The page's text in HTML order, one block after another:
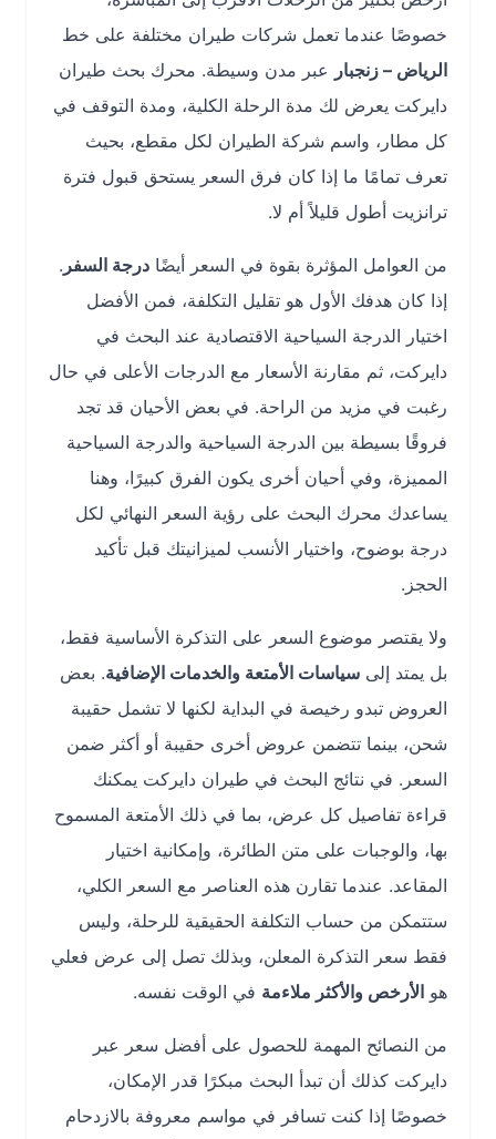
خصوصًا عندما تعمل شركات طيران مختلفة على خط
الرياض – زنجبار عبر مدن وسيطة. محرك بحث طيران
دايركت يعرض لك مدة الرحلة الكلية، ومدة التوقف في
كل مطار، واسم شركة الطيران لكل مقطع، بحيث
تعرف تمامًا ما إذا كان فرق السعر يستحق قبول فترة
ترانزيت أطول قليلاً أم لا.
من العوامل المؤثرة بقوة في السعر أيضًا درجة السفر .
إذا كان هدفك الأول هو تقليل التكلفة، فمن الأفضل
اختيار الدرجة السياحية الاقتصادية عند البحث في
دايركت، ثم مقارنة الأسعار مع الدرجات الأعلى في حال
رغبت في مزيد من الراحة. في بعض الأحيان قد تجد
فروقًا بسيطة بين الدرجة السياحية والدرجة السياحية
المميزة، وفي أحيان أخرى يكون الفرق كبيرًا، وهنا
يساعدك محرك البحث على رؤية السعر النهائي لكل
درجة بوضوح، واختيار الأنسب لميزانيتك قبل تأكيد
الحجز.
ولا يقتصر موضوع السعر على التذكرة الأساسية فقط،
بل يمتد إلىسياسات الأمتعة والخدمات الإضافية. بعض
العروض تبدو رخيصة في البداية لكنها لا تشمل حقيبة
شحن، بينما تتضمن عروض أخرى حقيبة أو أكثر ضمن
السعر. في نتائج البحث في طيران دايركت يمكنك
قراءة تفاصيل كل عرض، بما في ذلك الأمتعة المسموح
بها، والوجبات على متن الطائرة، وإمكانية اختيار
المقاعد. عندما تقارن هذه العناصر مع السعر الكلي،
ستتمكن من حساب التكلفة الحقيقية للرحلة، وليس
فقط سعر التذكرة المعلن، وبذلك تصل إلى عرض فعلي
الأرخص والأكثر ملاءمةفي الوقت نفسه.
من النصائح المهمة للحصول على أفضل سعر عبر
دايركت كذلك أن تبدأ البحث مبكرًا قدر الإمكان،
خصوصًا إذا كنت تسافر في مواسم معروفة بالازدحام